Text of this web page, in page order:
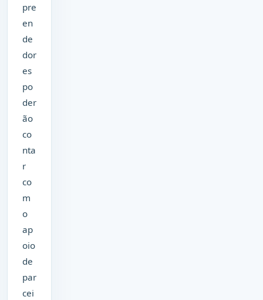
pre
en
de
dor
es
po
der
ão
co
nta
r
co
m
o
ap
oio
de
par
cei